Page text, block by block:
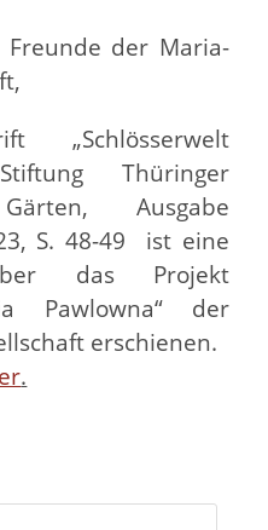
der Maria-
Thüringer
Ausgabe
S. 48-49 ist eine
das Projekt
Pawlowna“ der
erschienen.
.